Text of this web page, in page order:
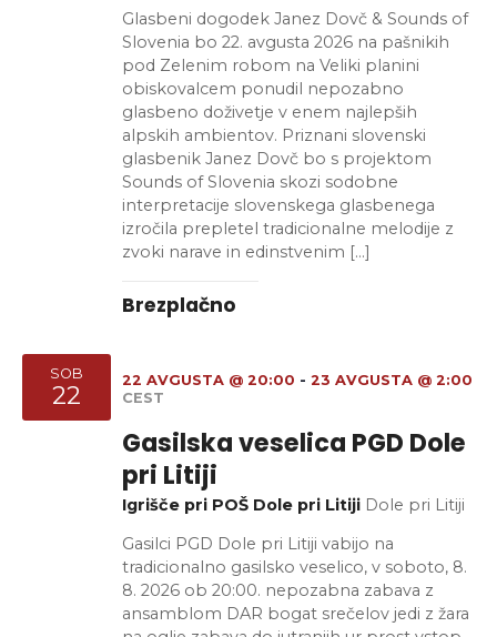
Glasbeni dogodek Janez Dovč & Sounds of
Slovenia bo 22. avgusta 2026 na pašnikih
pod Zelenim robom na Veliki planini
obiskovalcem ponudil nepozabno
glasbeno doživetje v enem najlepših
alpskih ambientov. Priznani slovenski
glasbenik Janez Dovč bo s projektom
Sounds of Slovenia skozi sodobne
interpretacije slovenskega glasbenega
izročila prepletel tradicionalne melodije z
zvoki narave in edinstvenim […]
Brezplačno
SOB
22
Gasilska veselica PGD Dole
pri Litiji
22 AVGUSTA @ 20:00 - 23 AVGUSTA @ 2:00
CEST
Igrišče pri POŠ Dole pri Litiji Dole pri Litiji
Gasilci PGD Dole pri Litiji vabijo na
tradicionalno gasilsko veselico, v soboto, 8.
8. 2026 ob 20:00. nepozabna zabava z
ansamblom DAR bogat srečelov jedi z žara